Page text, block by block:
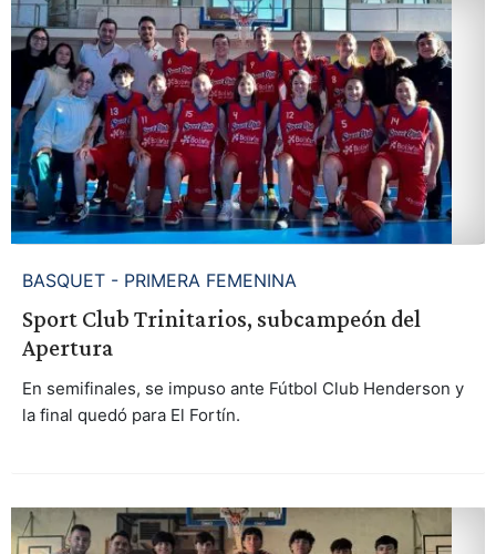
BASQUET - PRIMERA FEMENINA
Sport Club Trinitarios, subcampeón del
Apertura
En semifinales, se impuso ante Fútbol Club Henderson y
la final quedó para El Fortín.